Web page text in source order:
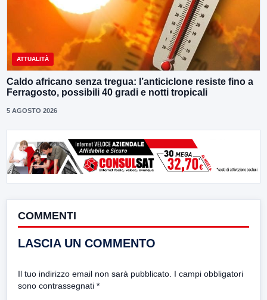
ATTUALITÀ
Caldo africano senza tregua: l’anticiclone resiste fino a
Ferragosto, possibili 40 gradi e notti tropicali
5 AGOSTO 2026
COMMENTI
LASCIA UN COMMENTO
Il tuo indirizzo email non sarà pubblicato. I campi obbligatori
sono contrassegnati *